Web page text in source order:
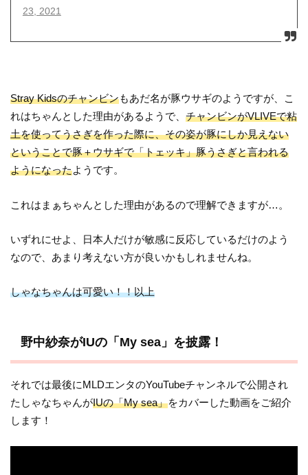
23, 2021
Stray Kidsのチャンビンもあだ名が豚ウサギのようですが、こ
れはちゃんとした理由があるようで、チャンビンがVLIVEで粘
土を使ってうさぎを作った際に、その姿が豚にしか見えない
ということで豚＋ウサギで「トェッキ」豚うさぎと言われる
ようになったようです。
これはまぁちゃんとした理由があるので理解できますが…。
いずれにせよ、日本人だけが敏感に反応しているだけのよう
なので、あまり考えない方が良いかもしれませんね。
しゃなちゃんは可愛い！！以上
野中紗奈がIUの「My sea」を披露！
それでは最後にMLDエンタのYouTubeチャンネルで公開され
たしゃなちゃんがIUの「My sea」をカバーした動画をご紹介
します！